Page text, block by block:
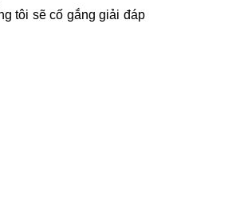
tôi sẽ cố gắng giải đáp